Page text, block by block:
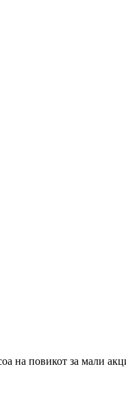
на повикот за